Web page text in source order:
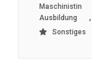
Maschinistin
Ausbildung
,
Sonstiges